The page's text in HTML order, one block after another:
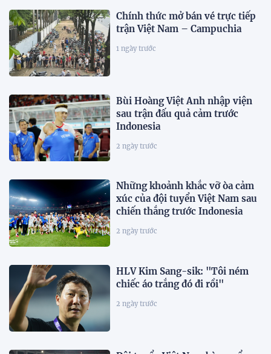
Chính thức mở bán vé trực tiếp
trận Việt Nam – Campuchia
1 ngày trước
Bùi Hoàng Việt Anh nhập viện
sau trận đấu quả cảm trước
Indonesia
2 ngày trước
Những khoảnh khắc vỡ òa cảm
xúc của đội tuyển Việt Nam sau
chiến thắng trước Indonesia
2 ngày trước
HLV Kim Sang-sik: "Tôi ném
chiếc áo trắng đó đi rồi"
2 ngày trước